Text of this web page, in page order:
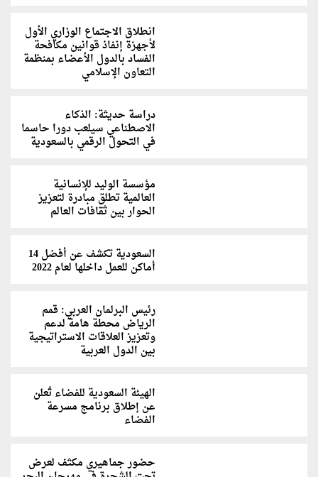
انطلاق الاجتماع الوزاري الأول
لأجهزة إنفاذ قوانين مكافحة
الفساد بالدول الأعضاء بمنظمة
التعاون الإسلامي
دراسة حديثة: الذكاء
الاصطناعي سيلعب دورا حاسما
في التحول الرقمي بالسعودية
مؤسسة الوليد للإنسانية
العالمية تطلق مبادرة لتعزيز
الحوار بين ثقافات العالم
السعودية تك‫شف عن أفضل 14
أماكن للعمل داخلها لعام 2022
رئيس البرلمان العربي: قمم
الرياض محطة هامة لدعم
وتعزيز العلاقات الاستراتيجية
بين الدول العربية
الهيئة السعودية للفضاء تُعلن
عن إطلاق برنامج مسرعة
الفضاء
حضور جماهيري مكثف لعرض